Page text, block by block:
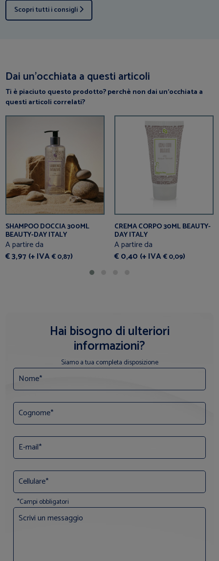
Scopri tutti i consigli
Dai un’occhiata a questi articoli
Ti è piaciuto questo prodotto? perchè non dai un’occhiata a
questi articoli correlati?
SHAMPOO DOCCIA 300ML
BEAUTY-DAY ITALY
A partire da
€ 3,97 (+ IVA€ 0,87)
CREMA CORPO 30ML BEAUTY-
DAY ITALY
A partire da
€ 0,40 (+ IVA€ 0,09)
Hai bisogno di ulteriori
informazioni?
Siamo a tua completa disposizione
*Campi obbligatori